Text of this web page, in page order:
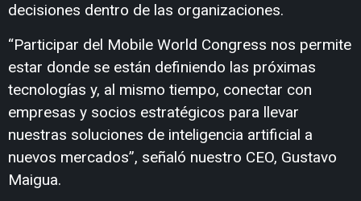
decisiones dentro de las organizaciones.
“Participar del Mobile World Congress nos permite
estar donde se están definiendo las próximas
tecnologías y, al mismo tiempo, conectar con
empresas y socios estratégicos para llevar
nuestras soluciones de inteligencia artificial a
nuevos mercados”, señaló nuestro CEO, Gustavo
Maigua.